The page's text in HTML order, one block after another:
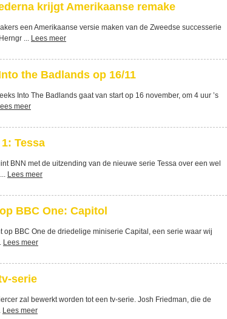
krijgt Amerikaanse remake
een Amerikaanse versie maken van de Zweedse successerie
... Lees meer
the Badlands op 16/11
Into The Badlands gaat van start op 16 november, om 4 uur ’s
meer
Tessa
BNN met de uitzending van de nieuwe serie Tessa over een wel
Lees meer
BBC One: Capitol
op BBC One de driedelige miniserie Capital, een serie waar wij
Lees meer
serie
zal bewerkt worden tot een tv-serie. Josh Friedman, die de
Lees meer